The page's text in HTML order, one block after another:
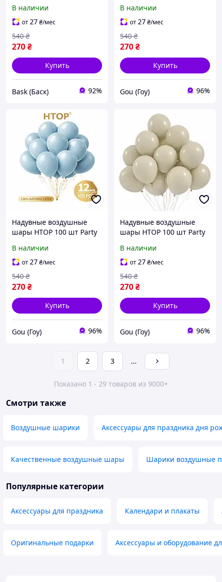
оформления Дня
Рождения Праздничная
атрибутика Серый
металлик
В наличии
от27₴/мес
270₴
540 ₴
Купить
Bask (Баск) 92%
оформления Дня
Рождения Праздничная
атрибутика Оливковый
В наличии
от27₴/мес
270₴
540 ₴
Купить
Gou (Гоу) 96%
Надувные воздушные
шары HTOP 100 шт Party
оформления Дня
Рождения Праздничная
атрибутика Голубой
В наличии
от27₴/мес
270₴
540 ₴
Купить
Gou (Гоу) 96%
Надувные воздушные
шары HTOP 100 шт Party
оформления Дня
Рождения Праздничная
атрибутика Слоновая
кость
В наличии
от27₴/мес
270₴
540 ₴
Купить
Gou (Гоу) 96%
1 2 3 ...
Показано 1 - 29 товаров из 9000+
Смотри также
Воздушные шарики Аксессуары для праздника дня
Качественные воздушные шары Шарики воздушные
Популярные категории
Аксессуары для праздника Календари и плакаты
Оригинальные подарки Аксессуары и оборудование